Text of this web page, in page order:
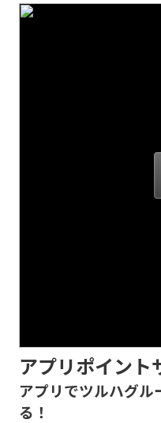
アプリポイント
アプリでツルハグ
る！